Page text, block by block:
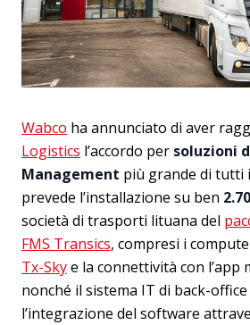
Wabco ha annunciato di aver
Logistics l’accordo per soluzioni
Management più grande di tutti
prevede l’installazione su ben
società di trasporti lituana del
FMS Transics, compresi i
Tx-Skye la connettività con l’app
nonché il sistema IT di back-office
l’integrazione del software